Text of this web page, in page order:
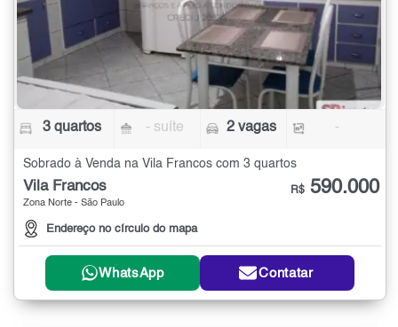
3 quartos - suíte 2 vagas -
Sobrado à Venda na Vila Francos com 3 quartos
Vila Francos
Zona Norte - São Paulo
Endereço no círculo do mapa
R$ 590.000
WhatsApp Contatar